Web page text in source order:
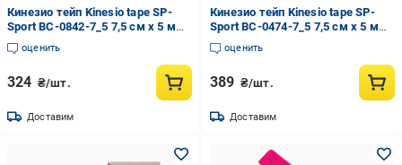
Кинезио тейп Kinesio tape SP-
Sport BC-0842-7_5 7,5 см х 5 м
Камуфляжно-синий (186799)
оценить
324 ₴/шт.
Доставим
Кинезио тейп Kinesio tape SP-
Sport BC-0474-7_5 7,5 см х 5 м
Biege (186794)
оценить
389 ₴/шт.
Доставим